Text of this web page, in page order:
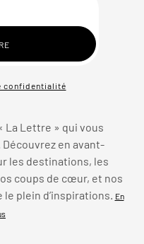
confidentialité
La Lettre » qui vous
en avant-
les destinations, les
coups de cœur, et nos
plein d’inspirations. En